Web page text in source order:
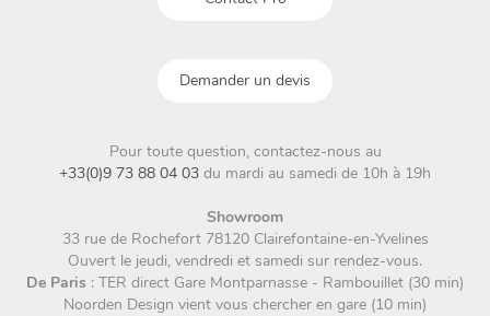
Demander un devis
Pour toute question, contactez-nous au
+33(0)9 73 88 04 03 du mardi au samedi de 10h à 19h
Showroom
33 rue de Rochefort 78120 Clairefontaine-en-Yvelines
Ouvert le jeudi, vendredi et samedi sur rendez-vous.
De Paris : TER direct Gare Montparnasse - Rambouillet (30 min)
Noorden Design vient vous chercher en gare (10 min)